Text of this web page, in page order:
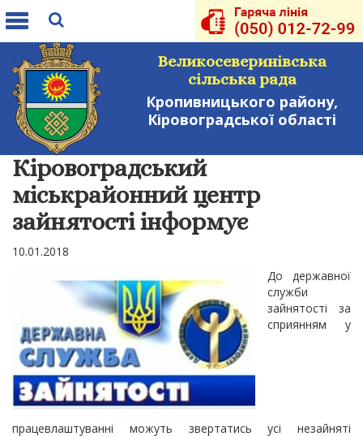
Toggle
Великосеверинівська
сільська рада
Кропивницького району,
Кіровоградської області
Кіровоградський
міськрайонний центр
зайнятості інформує
10.01.2018
До державної
служби
зайнятості за
сприянням у
працевлаштуванні можуть звертатись усі незайняті